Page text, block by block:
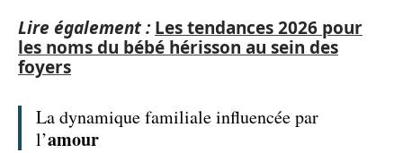
Lire également : Les tendances 2026 pour
les noms du bébé hérisson au sein des
foyers
La dynamique familiale influencée par
l’amour